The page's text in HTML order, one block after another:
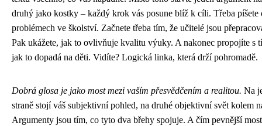
druhý jako kostky – každý krok vás posune blíž k cíli. Třeba píšete
problémech ve školství. Začnete třeba tím, že učitelé jsou
Pak ukážete, jak to ovlivňuje kvalitu výuky. A nakonec propojíte s
jak to dopadá na děti. Vidíte? Logická linka, která drží pohromadě.
Dobrá glosa je jako most mezi vaším přesvědčením a realitou. Na
straně stojí váš subjektivní pohled, na druhé objektivní svět kolem
Argumenty jsou tím, co tyto dva břehy spojuje. A čím pevnější most